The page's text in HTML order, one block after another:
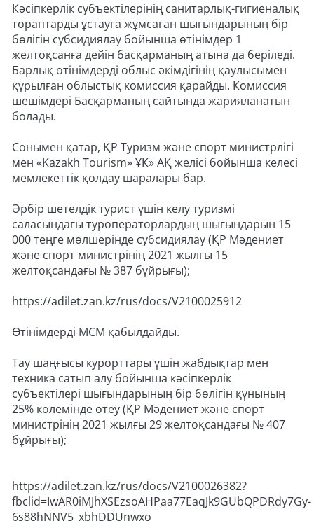
Кәсіпкерлік субъектілерінің санитарлық-гигиеналық
тораптарды ұстауға жұмсаған шығындарының бір
бөлігін субсидиялау бойынша өтінімдер 1
желтоқсанға дейін басқарманың атына да беріледі.
Барлық өтінімдерді облыс әкімдігінің қаулысымен
құрылған облыстық комиссия қарайды. Комиссия
шешімдері Басқарманың сайтында жарияланатын
болады.
Сонымен қатар, ҚР Туризм және спорт министрлігі
мен «Kazakh Tourism» ҰК» АҚ желісі бойынша келесі
мемлекеттік қолдау шаралары бар.
Әрбір шетелдік турист үшін келу туризмі
саласындағы туроператорлардың шығындарын 15
000 теңге мөлшерінде субсидиялау (ҚР Мәдениет
және спорт министрінің 2021 жылғы 15
желтоқсандағы № 387 бұйрығы);
https://adilet.zan.kz/rus/docs/V2100025912
Өтінімдерді МСМ қабылдайды.
Тау шаңғысы курорттары үшін жабдықтар мен
техника сатып алу бойынша кәсіпкерлік
субъектілері шығындарының бір бөлігін құнының
25% көлемінде өтеу (ҚР Мәдениет және спорт
министрінің 2021 жылғы 29 желтоқсандағы № 407
бұйрығы);
https://adilet.zan.kz/rus/docs/V2100026382?
fbclid=IwAR0iMJhXSEzsoAHPaa77EaqJk9GUbQPDRdy7Gy-
6s88hNNV5_xbhDDUnwxo